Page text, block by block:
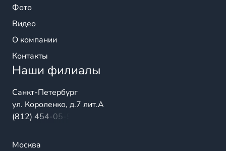
Фото
Видео
О компании
Контакты
Наши филиалы
Санкт-Петербург
ул. Короленко, д.7 лит.А
(812) 454-05-54
Москва